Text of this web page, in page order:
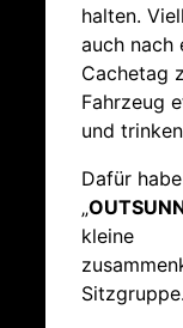
halten.
auch nach
Cachetag
Fahrzeug
und
Dafür
„
kleine
Sitzgruppe.